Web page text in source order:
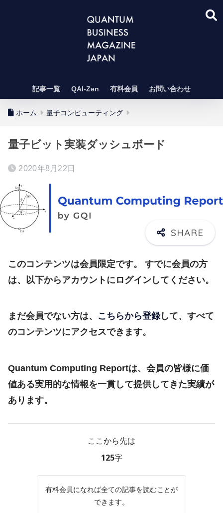
記事一覧 QAI-Zen 有料会員 お問い合わせ
ホーム 量子コンピューティング
量子ビット実装ダッシュボード
2020年8月22日
このコンテンツは会員限定です。 すでに会員の方
は、以下からアカウントにログインしてください。
まだ会員でない方は、 こちらから登録して、すべて
のコンテンツにアクセスできます。
Quantum Computing Reportは、会員の皆様に価
値ある実用的な情報を一貫して提供してきた実績が
あります。
ここから先は
125字
有料会員になれば全ての記事を読むことが
できます。